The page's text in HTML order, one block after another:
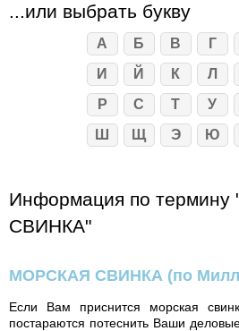
...или выбрать букву
А Б В Г
И
Й К Л
Р
С Т У
Ш
Щ Э Ю
Информация по
СВИНКА"
МОРСКАЯ СВИНКА (по
Если Вам приснится морская
постараются потеснить Ваши